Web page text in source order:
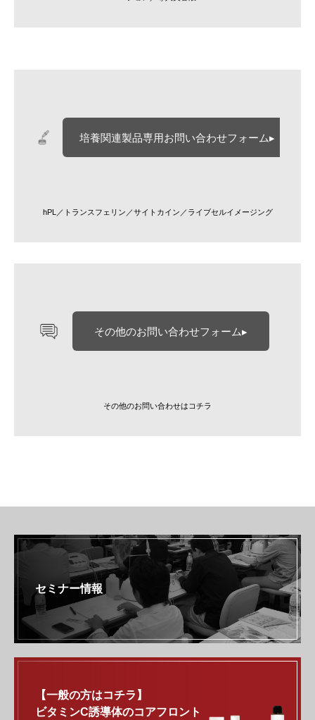
培養関連製品専用お問い合わせフォーム▸
hPL／トランスフェリン／サイトカイン／ライブセルイメージング
その他のお問い合わせフォーム▸
その他のお問い合わせはコチラ
セミナー情報
【一般の方はコチラ】
ビタミンC誘導体のコアフロント